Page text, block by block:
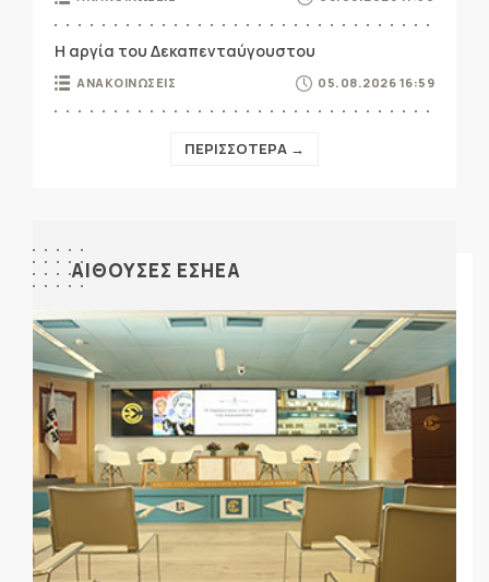
Η αργία του Δεκαπενταύγουστου
ΑΝΑΚΟΙΝΩΣΕΙΣ 05.08.2026 16:59
ΠΕΡΙΣΣΟΤΕΡΑ →
ΑΙΘΟΥΣΕΣ ΕΣΗΕΑ